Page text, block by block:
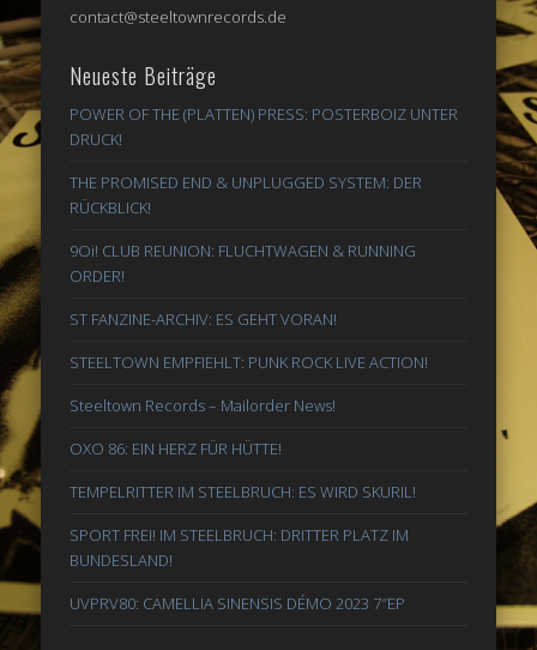
contact@steeltownrecords.de
Neueste Beiträge
POWER OF THE (PLATTEN) PRESS: POSTERBOIZ UNTER
DRUCK!
THE PROMISED END & UNPLUGGED SYSTEM: DER
RÜCKBLICK!
9Oi! CLUB REUNION: FLUCHTWAGEN & RUNNING
ORDER!
ST FANZINE-ARCHIV: ES GEHT VORAN!
STEELTOWN EMPFIEHLT: PUNK ROCK LIVE ACTION!
Steeltown Records – Mailorder News!
OXO 86: EIN HERZ FÜR HÜTTE!
TEMPELRITTER IM STEELBRUCH: ES WIRD SKURIL!
SPORT FREI! IM STEELBRUCH: DRITTER PLATZ IM
BUNDESLAND!
UVPRV80: CAMELLIA SINENSIS DÉMO 2023 7″EP